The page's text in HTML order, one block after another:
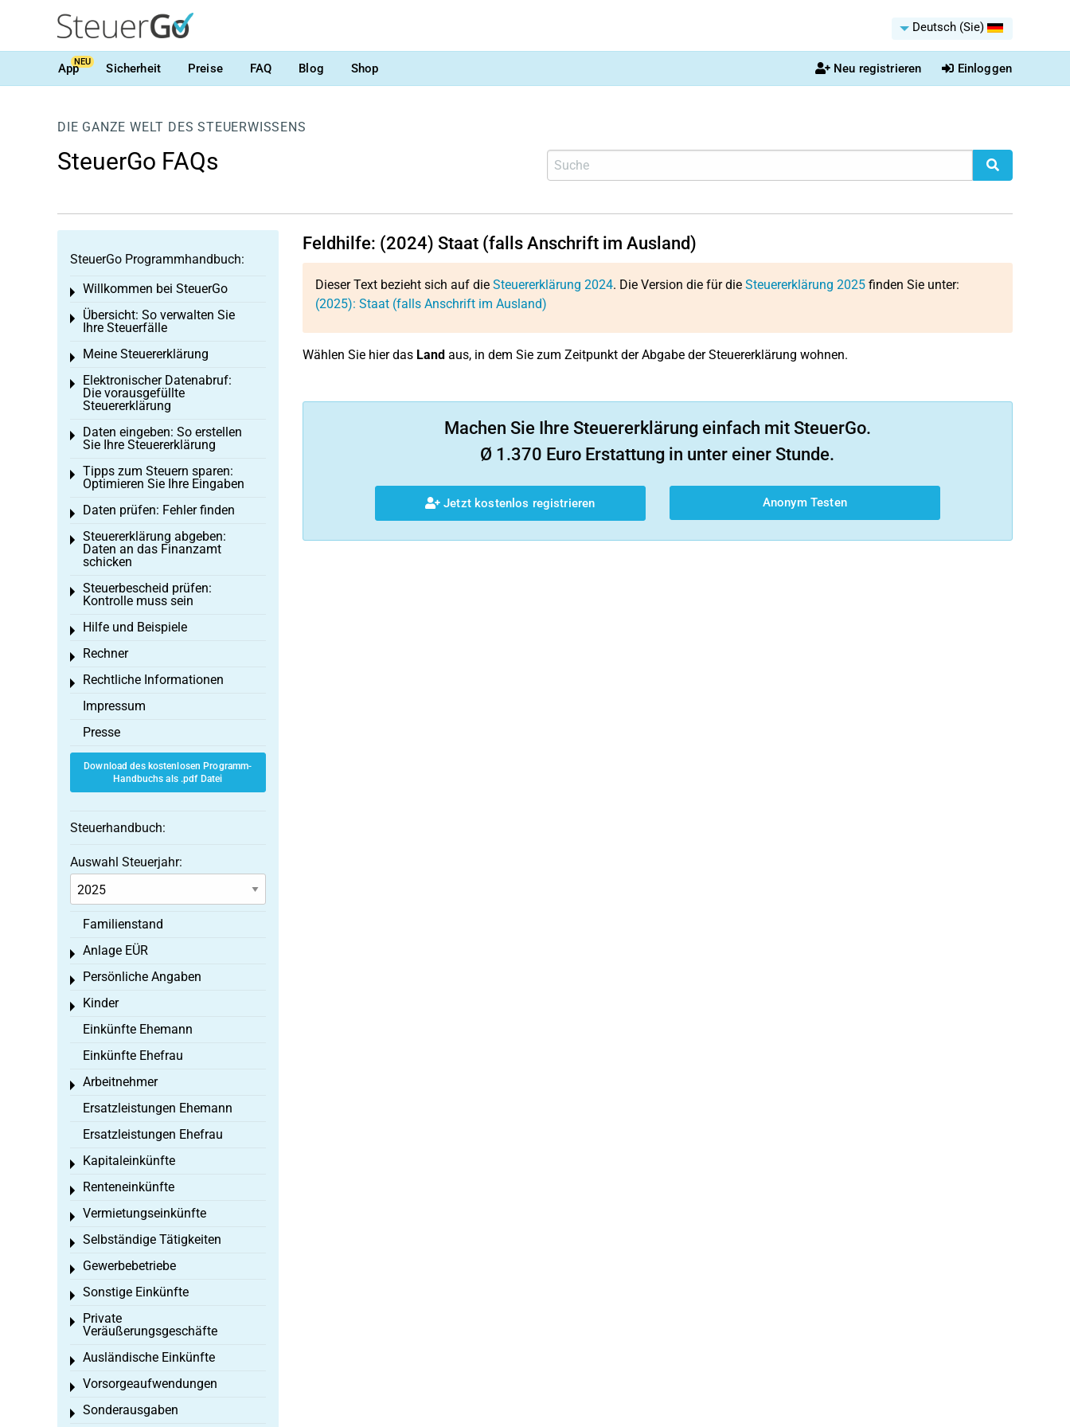
Deutsch (Sie)
AppNEU Sicherheit Preise FAQ Blog Shop Neu registrieren Einloggen
DIE GANZE WELT DES STEUERWISSENS
SteuerGo FAQs
Feldhilfe: (2024) Staat (falls Anschrift im Ausland)
Dieser Text bezieht sich auf die Steuererklärung 2024. Die Version die für die Steuererklärung 2025finden Sie unter:
(2025): Staat (falls Anschrift im Ausland)
Wählen Sie hier das Landaus, in dem Sie zum Zeitpunkt der Abgabe der Steuererklärung wohnen.
Machen Sie Ihre Steuererklärung einfach mit SteuerGo.
Ø 1.370 Euro Erstattung in unter einer Stunde.
Jetzt kostenlos registrieren Anonym Testen
SteuerGo Programmhandbuch:
Willkommen bei SteuerGo
Toggle menu
Übersicht: So verwalten Sie
Ihre Steuerfälle
Toggle menu
Meine Steuererklärung
Toggle menu
Elektronischer Datenabruf:
Die vorausgefüllte
Steuererklärung
Toggle menu
Daten eingeben: So erstellen
Sie Ihre Steuererklärung
Toggle menu
Tipps zum Steuern sparen:
Optimieren Sie Ihre Eingaben
Toggle menu
Daten prüfen: Fehler finden
Toggle menu
Steuererklärung abgeben:
Daten an das Finanzamt
schicken
Toggle menu
Steuerbescheid prüfen:
Kontrolle muss sein
Toggle menu
Hilfe und Beispiele
Toggle menu
Rechner
Toggle menu
Rechtliche Informationen
Toggle menu
Impressum
Presse
Download des kostenlosen Programm-
Handbuchs als .pdf Datei
Steuerhandbuch:
Auswahl Steuerjahr:
Familienstand
Anlage EÜR
Toggle menu
Persönliche Angaben
Toggle menu
Kinder
Toggle menu
Einkünfte Ehemann
Einkünfte Ehefrau
Arbeitnehmer
Toggle menu
Ersatzleistungen Ehemann
Ersatzleistungen Ehefrau
Kapitaleinkünfte
Toggle menu
Renteneinkünfte
Toggle menu
Vermietungseinkünfte
Toggle menu
Selbständige Tätigkeiten
Toggle menu
Gewerbebetriebe
Toggle menu
Sonstige Einkünfte
Toggle menu
Private
Veräußerungsgeschäfte
Toggle menu
Ausländische Einkünfte
Toggle menu
Vorsorgeaufwendungen
Toggle menu
Sonderausgaben
Toggle menu